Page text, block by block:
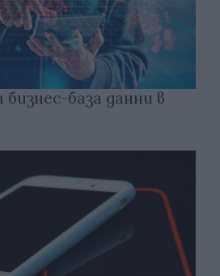
бизнес-база данни в